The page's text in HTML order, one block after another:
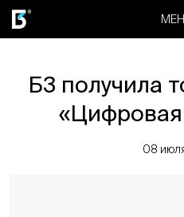
Б3 получила
«Цифровая
08